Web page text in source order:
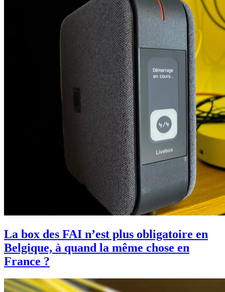
La box des FAI n’est plus obligatoire en
Belgique, à quand la même chose en
France ?